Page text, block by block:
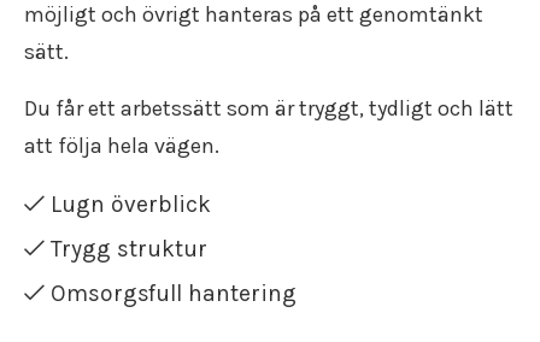
Flyttfirma Gustavsberg
Flyttfirma Göteborg Stockholm
Flyttfirma Hallstahammar
Flyttfirma Haninge
Flyttfirma Järna
Flyttfirma Kinda
Flyttfirma Kumla
möjligt och övrigt hanteras på ett genomtänkt
sätt.
Du får ett arbetssätt som är tryggt, tydligt och lätt
att följa hela vägen.
Lugn överblick
Trygg struktur
Omsorgsfull hantering